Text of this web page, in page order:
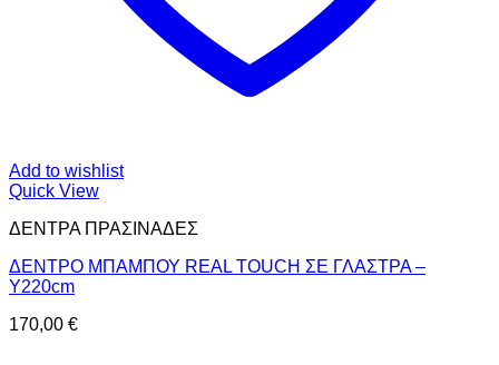
Add to wishlist
Quick View
ΔΕΝΤΡΑ ΠΡΑΣΙΝΑΔΕΣ
ΔΕΝΤΡΟ ΜΠΑΜΠΟΥ REAL TOUCH ΣΕ ΓΛΑΣΤΡΑ –
Y220cm
170,00 €